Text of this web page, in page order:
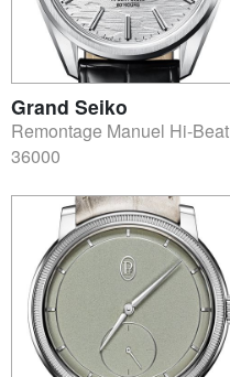
Grand Seiko
Remontage Manuel Hi-Beat
36000